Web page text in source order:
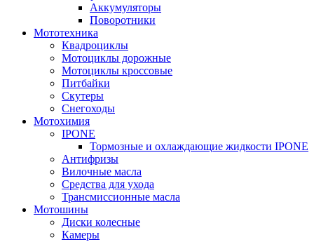
Аккумуляторы
Поворотники
Мототехника
Квадроциклы
Мотоциклы дорожные
Мотоциклы кроссовые
Питбайки
Скутеры
Снегоходы
Мотохимия
IPONE
Тормозные и охлаждающие жидкости IPONE
Антифризы
Вилочные масла
Средства для ухода
Трансмиссионные масла
Мотошины
Диски колесные
Камеры